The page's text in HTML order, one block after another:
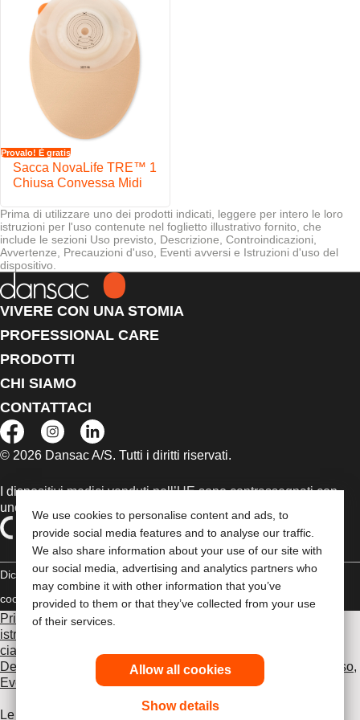
We use cookies to personalise content and ads, to
provide social media features and to analyse our traffic.
We also share information about your use of our site with
our social media, advertising and analytics partners who
may combine it with other information that you’ve
provided to them or that they’ve collected from your use
of their services.
Allow all cookies
Show details
Provalo! È gratis
Sacca NovaLife TRE™ 1
Chiusa Convessa Midi
Prima di utilizzare uno dei prodotti indicati, leggere per intero le loro
istruzioni per l'uso contenute nel foglietto illustrativo fornito, che
include le sezioni Uso previsto, Descrizione, Controindicazioni,
Avvertenze, Precauzioni d'uso, Eventi avversi e Istruzioni d'uso del
dispositivo.
VIVERE CON UNA STOMIA
PROFESSIONAL CARE
PRODOTTI
CHI SIAMO
CONTATTACI
© 2026 Dansac A/S. Tutti i diritti riservati.
I dispositivi medici venduti nell’UE sono contrassegnati con
uno dei seguenti simboli, a seconda dei casi
Dichiarazione di copyright Politica sulla riservatezza Gestione dei
cookie
Compliance
Prima di utilizzare uno dei prodotti indicati, leggi per intero le
istruzioni d'uso contenute nel foglietto illustrativo fornito con
ciascun prodotto, che include le sezioni Uso previsto,
Descrizione, Controindicazioni, Avvertenze, Precauzioni d'uso,
Eventi avversi e Istruzioni d'uso del dispositivo
Le informazioni fornite nel presente documento non